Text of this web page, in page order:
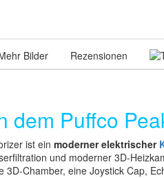
Bilder Rezensionen
dem Puffco
ist ein moderner elektrischer
und moderner 3D-
3D-Chamber, eine Joystick Cap,